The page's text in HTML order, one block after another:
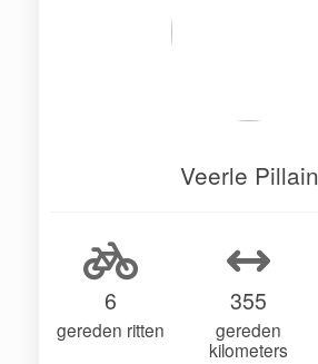
Veerle Pillain
6
gereden ritten
355
gereden
kilometers